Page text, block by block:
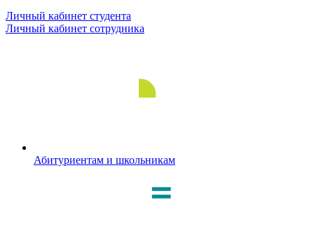
Личный кабинет студента
Личный кабинет сотрудника
Абитуриентам и школьникам